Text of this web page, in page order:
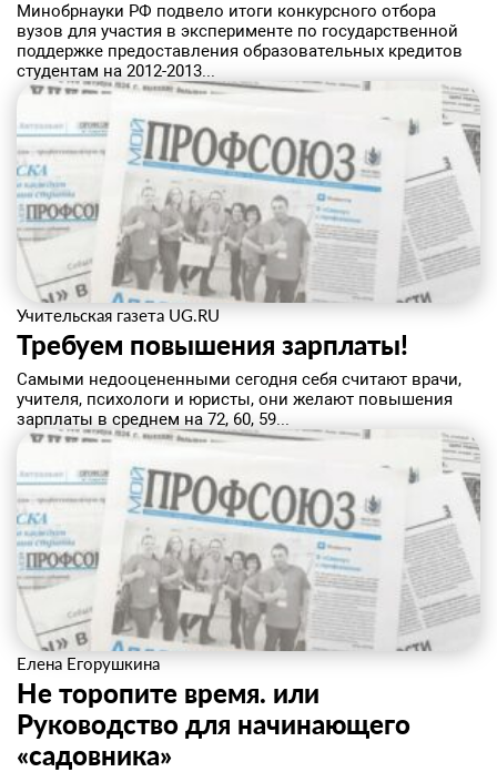
Минобрнауки РФ подвело итоги конкурсного отбора
вузов для участия в эксперименте по государственной
поддержке предоставления образовательных кредитов
студентам на 2012-2013...
Учительская газета UG.RU
Требуем повышения зарплаты!
Самыми недооцененными сегодня себя считают врачи,
учителя, психологи и юристы, они желают повышения
зарплаты в среднем на 72, 60, 59...
Елена Егорушкина
Не торопите время. или
Руководство для начинающего
«садовника»